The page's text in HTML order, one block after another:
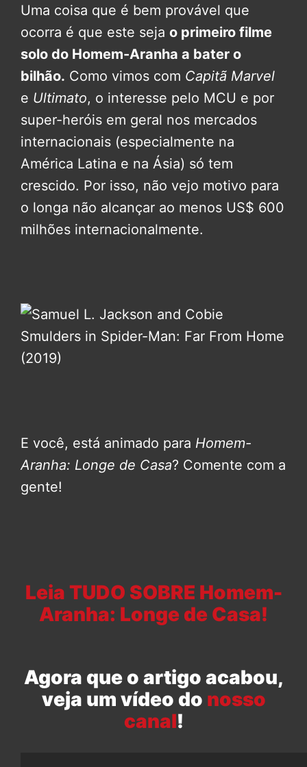
Uma coisa que é bem provável que
ocorra é que este seja o primeiro filme
solo do Homem-Aranha a bater o
bilhão. Como vimos com Capitã Marvel
e Ultimato, o interesse pelo MCU e por
super-heróis em geral nos mercados
internacionais (especialmente na
América Latina e na Ásia) só tem
crescido. Por isso, não vejo motivo para
o longa não alcançar ao menos US$ 600
milhões internacionalmente.
E você, está animado para Homem-
Aranha: Longe de Casa? Comente com a
gente!
Leia TUDO SOBRE Homem-
Aranha: Longe de Casa!
Agora que o artigo acabou,
veja um vídeo do nosso
canal!